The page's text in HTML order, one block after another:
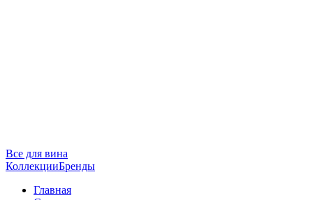
Все для вина
КоллекцииБренды
Главная